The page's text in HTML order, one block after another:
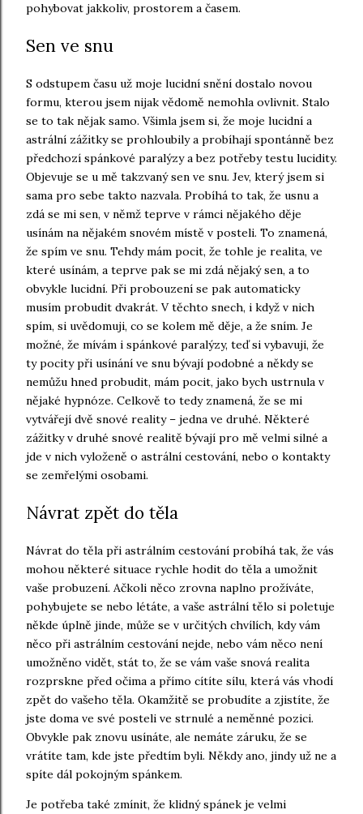
pohybovat jakkoliv, prostorem a časem.
Sen ve snu
S odstupem času už moje lucidní snění dostalo novou
formu, kterou jsem nijak vědomě nemohla ovlivnit. Stalo
se to tak nějak samo. Všimla jsem si, že moje lucidní a
astrální zážitky se prohloubily a probíhají spontánně bez
předchozí spánkové paralýzy a bez potřeby testu lucidity.
Objevuje se u mě takzvaný sen ve snu. Jev, který jsem si
sama pro sebe takto nazvala. Probíhá to tak, že usnu a
zdá se mi sen, v němž teprve v rámci nějakého děje
usínám na nějakém snovém místě v posteli. To znamená,
že spím ve snu. Tehdy mám pocit, že tohle je realita, ve
které usínám, a teprve pak se mi zdá nějaký sen, a to
obvykle lucidní. Při probouzení se pak automaticky
musím probudit dvakrát. V těchto snech, i když v nich
spím, si uvědomuji, co se kolem mě děje, a že sním. Je
možné, že mívám i spánkové paralýzy, teď si vybavuji, že
ty pocity při usínání ve snu bývají podobné a někdy se
nemůžu hned probudit, mám pocit, jako bych ustrnula v
nějaké hypnóze. Celkově to tedy znamená, že se mi
vytvářejí dvě snové reality – jedna ve druhé. Některé
zážitky v druhé snové realitě bývají pro mě velmi silné a
jde v nich vyloženě o astrální cestování, nebo o kontakty
se zemřelými osobami.
Návrat zpět do těla
Návrat do těla při astrálním cestování probíhá tak, že vás
mohou některé situace rychle hodit do těla a umožnit
vaše probuzení. Ačkoli něco zrovna naplno prožíváte,
pohybujete se nebo létáte, a vaše astrální tělo si poletuje
někde úplně jinde, může se v určitých chvílích, kdy vám
něco při astrálním cestování nejde, nebo vám něco není
umožněno vidět, stát to, že se vám vaše snová realita
rozprskne před očima a přímo cítíte sílu, která vás vhodí
zpět do vašeho těla. Okamžitě se probudíte a zjistíte, že
jste doma ve své posteli ve strnulé a neměnné pozici.
Obvykle pak znovu usínáte, ale nemáte záruku, že se
vrátíte tam, kde jste předtím byli. Někdy ano, jindy už ne a
spíte dál pokojným spánkem.
Je potřeba také zmínit, že klidný spánek je velmi